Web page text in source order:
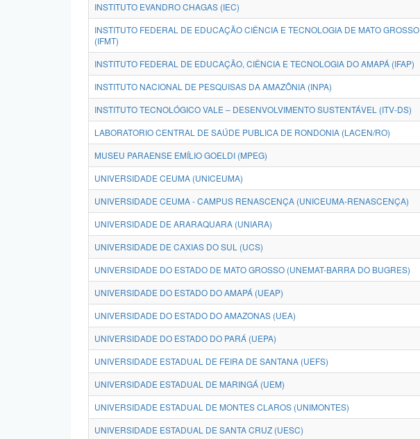
INSTITUTO EVANDRO CHAGAS (IEC)
INSTITUTO FEDERAL DE EDUCAÇÃO CIÊNCIA E TECNOLOGIA DE MATO GROSSO
(IFMT)
INSTITUTO FEDERAL DE EDUCAÇÃO, CIÊNCIA E TECNOLOGIA DO AMAPÁ (IFAP)
INSTITUTO NACIONAL DE PESQUISAS DA AMAZÔNIA (INPA)
INSTITUTO TECNOLÓGICO VALE – DESENVOLVIMENTO SUSTENTÁVEL (ITV-DS)
LABORATORIO CENTRAL DE SAÚDE PUBLICA DE RONDONIA (LACEN/RO)
MUSEU PARAENSE EMÍLIO GOELDI (MPEG)
UNIVERSIDADE CEUMA (UNICEUMA)
UNIVERSIDADE CEUMA - CAMPUS RENASCENÇA (UNICEUMA-RENASCENÇA)
UNIVERSIDADE DE ARARAQUARA (UNIARA)
UNIVERSIDADE DE CAXIAS DO SUL (UCS)
UNIVERSIDADE DO ESTADO DE MATO GROSSO (UNEMAT-BARRA DO BUGRES)
UNIVERSIDADE DO ESTADO DO AMAPÁ (UEAP)
UNIVERSIDADE DO ESTADO DO AMAZONAS (UEA)
UNIVERSIDADE DO ESTADO DO PARÁ (UEPA)
UNIVERSIDADE ESTADUAL DE FEIRA DE SANTANA (UEFS)
UNIVERSIDADE ESTADUAL DE MARINGÁ (UEM)
UNIVERSIDADE ESTADUAL DE MONTES CLAROS (UNIMONTES)
UNIVERSIDADE ESTADUAL DE SANTA CRUZ (UESC)